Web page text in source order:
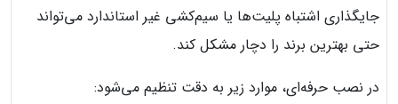
جایگذاری اشتباه پلیت‌ها یا سیم‌کشی غیر استاندارد می‌تواند
حتی بهترین برند را دچار مشکل کند.
در نصب حرفه‌ای، موارد زیر به دقت تنظیم می‌شود: